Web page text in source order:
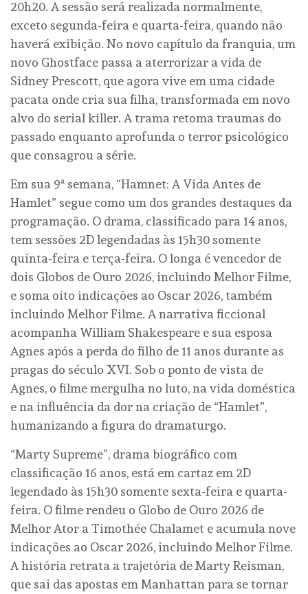
20h20. A sessão será realizada normalmente,
exceto segunda-feira e quarta-feira, quando não
haverá exibição. No novo capítulo da franquia, um
novo Ghostface passa a aterrorizar a vida de
Sidney Prescott, que agora vive em uma cidade
pacata onde cria sua filha, transformada em novo
alvo do serial killer. A trama retoma traumas do
passado enquanto aprofunda o terror psicológico
que consagrou a série.
Em sua 9ª semana, “Hamnet: A Vida Antes de
Hamlet” segue como um dos grandes destaques da
programação. O drama, classificado para 14 anos,
tem sessões 2D legendadas às 15h30 somente
quinta-feira e terça-feira. O longa é vencedor de
dois Globos de Ouro 2026, incluindo Melhor Filme,
e soma oito indicações ao Oscar 2026, também
incluindo Melhor Filme. A narrativa ficcional
acompanha William Shakespeare e sua esposa
Agnes após a perda do filho de 11 anos durante as
pragas do século XVI. Sob o ponto de vista de
Agnes, o filme mergulha no luto, na vida doméstica
e na influência da dor na criação de “Hamlet”,
humanizando a figura do dramaturgo.
“Marty Supreme”, drama biográfico com
classificação 16 anos, está em cartaz em 2D
legendado às 15h30 somente sexta-feira e quarta-
feira. O filme rendeu o Globo de Ouro 2026 de
Melhor Ator a Timothée Chalamet e acumula nove
indicações ao Oscar 2026, incluindo Melhor Filme.
A história retrata a trajetória de Marty Reisman,
que sai das apostas em Manhattan para se tornar